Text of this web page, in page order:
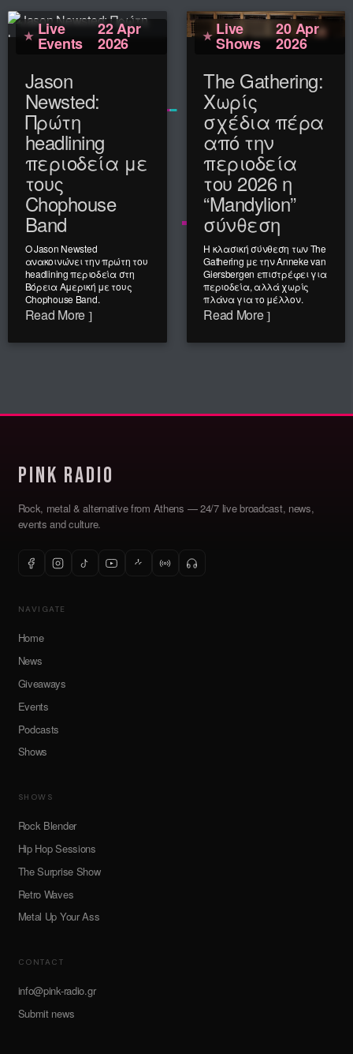
περιοδεία στη Βόρεια
Αμερική, από ...
Read More
Live
Events
22 Apr
2026
Jason
Newsted:
Πρώτη
headlining
περιοδεία με
τους
Chophouse
Band
Ο Jason Newsted
ανακοινώνει την πρώτη του
headlining περιοδεία στη
Βόρεια Αμερική με τους
Chophouse Band.
Read More
Live
Shows
20 Apr
2026
The Gathering:
Χωρίς
σχέδια πέρα
από την
περιοδεία
του 2026 η
“Mandylion”
σύνθεση
Η κλασική σύνθεση των The
Gathering με την Anneke van
Giersbergen επιστρέφει για
περιοδεία, αλλά χωρίς
πλάνα για το μέλλον.
Read More
Pink Radio
Rock, metal & alternative from Athens — 24/7 live broadcast, news,
events and culture.
NAVIGATE
Home
News
Giveaways
Events
Podcasts
Shows
SHOWS
Rock Blender
Hip Hop Sessions
The Surprise Show
Retro Waves
Metal Up Your Ass
CONTACT
info@pink-radio.gr
Submit news